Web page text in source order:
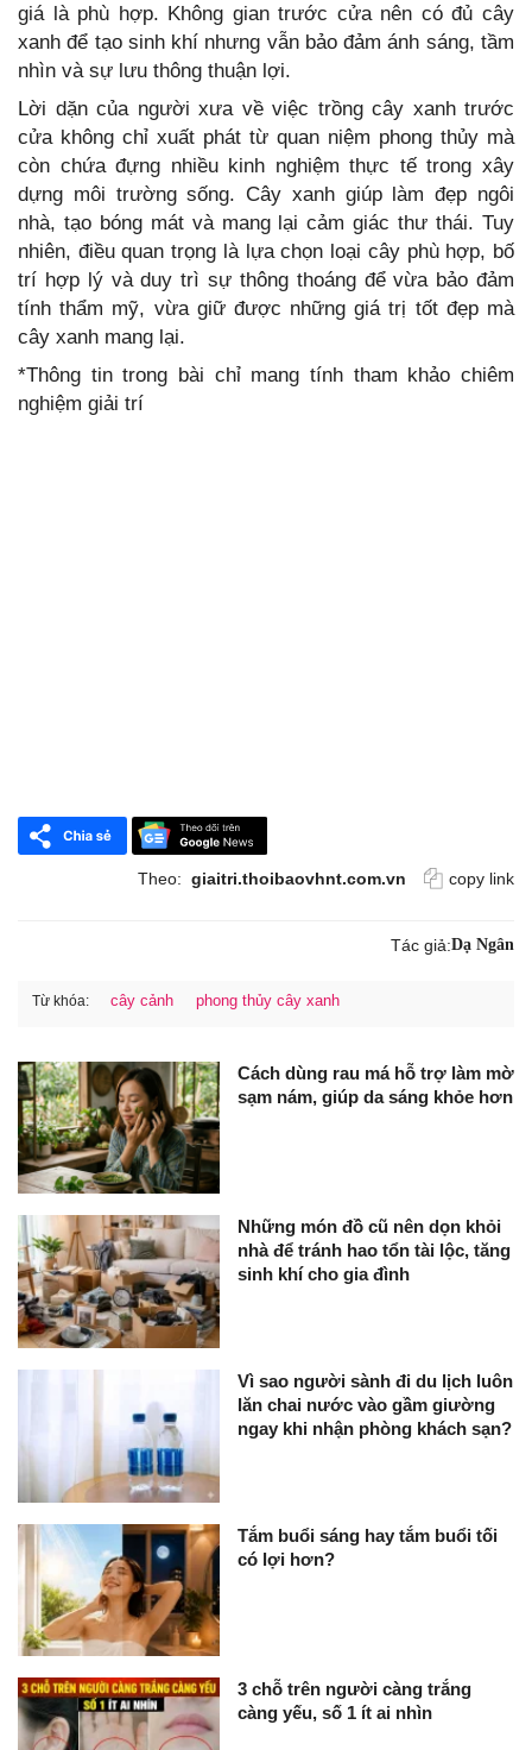
giá là phù hợp. Không gian trước cửa nên có đủ cây
xanh để tạo sinh khí nhưng vẫn bảo đảm ánh sáng, tầm
nhìn và sự lưu thông thuận lợi.
Lời dặn của người xưa về việc trồng cây xanh trước
cửa không chỉ xuất phát từ quan niệm phong thủy mà
còn chứa đựng nhiều kinh nghiệm thực tế trong xây
dựng môi trường sống. Cây xanh giúp làm đẹp ngôi
nhà, tạo bóng mát và mang lại cảm giác thư thái. Tuy
nhiên, điều quan trọng là lựa chọn loại cây phù hợp, bố
trí hợp lý và duy trì sự thông thoáng để vừa bảo đảm
tính thẩm mỹ, vừa giữ được những giá trị tốt đẹp mà
cây xanh mang lại.
*Thông tin trong bài chỉ mang tính tham khảo chiêm
nghiệm giải trí
Theo: giaitri.thoibaovhnt.com.vn copy link
Tác giả:Dạ Ngân
Từ khóa: cây cảnh phong thủy cây xanh
Cách dùng rau má hỗ trợ làm mờ
sạm nám, giúp da sáng khỏe hơn
Những món đồ cũ nên dọn khỏi
nhà để tránh hao tổn tài lộc, tăng
sinh khí cho gia đình
Vì sao người sành đi du lịch luôn
lăn chai nước vào gầm giường
ngay khi nhận phòng khách sạn?
Tắm buổi sáng hay tắm buổi tối
có lợi hơn?
3 chỗ trên người càng trắng
càng yếu, số 1 ít ai nhìn